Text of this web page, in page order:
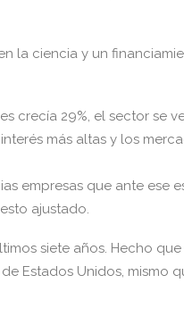
la ciencia y un
crecía 29%, el sector se
más altas y los
empresas que ante ese
ajustado.
siete años. Hecho
Estados Unidos, mismo